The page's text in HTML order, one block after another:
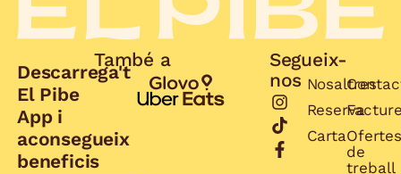
Nosaltres
Reserva
CartaOfertes
de
treball
Segueix-
nos
Descarrega't
El Pibe
App i
aconsegueix
beneficis
També a